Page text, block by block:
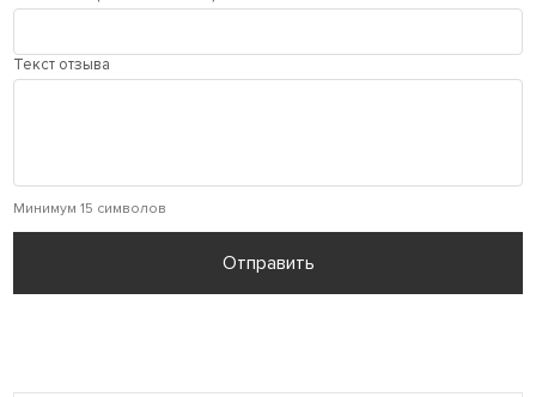
Текст отзыва
Минимум 15 символов
Отправить